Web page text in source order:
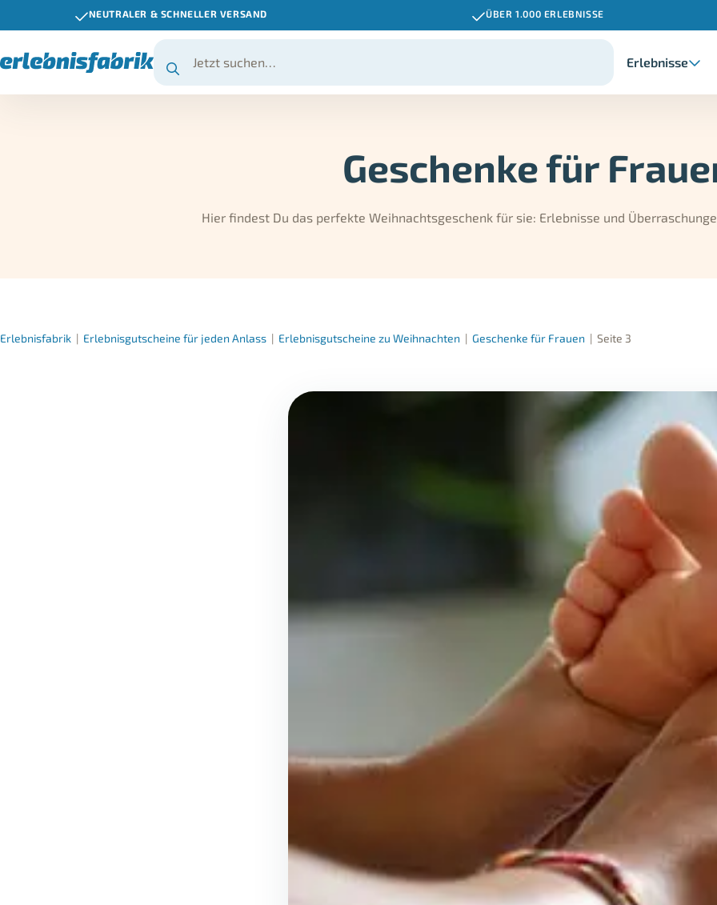
NEUTRALER & SCHNELLER VERSAND ÜBER 1.000 ERLEBNISSE
Erlebnisse
Geschenke für
Hier findest Du das perfekte Weihnachtsgeschenk für sie: Erlebnisse und
Erlebnisfabrik | Erlebnisgutscheine für jeden Anlass | Erlebnisgutscheine zu Weihnachten | Geschenke für Frauen | Seite 3